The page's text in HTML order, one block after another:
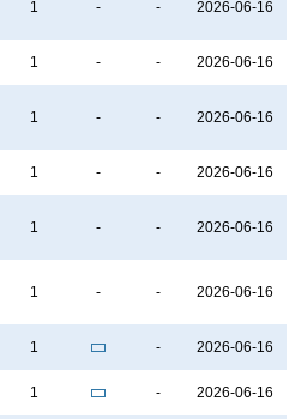
1 - - 2026-06-16
1 - - 2026-06-16
1 - - 2026-06-16
1 - - 2026-06-16
1 - - 2026-06-16
1 - - 2026-06-16
1 - 2026-06-16
1 - 2026-06-16